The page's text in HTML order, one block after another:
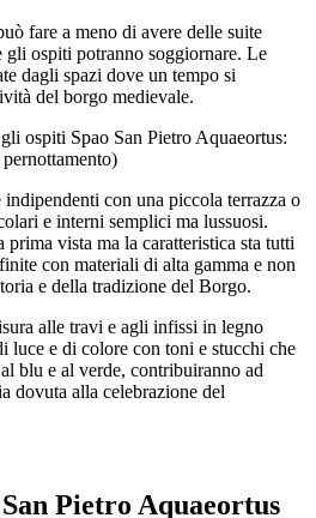
fare a meno di avere delle suite
ospiti potranno soggiornare. Le
dagli spazi dove un tempo si
del borgo medievale.
ospiti Spao San Pietro Aquaeortus:
con una piccola terrazza o
e interni semplici ma lussuosi.
prima vista ma la caratteristica sta tutti
con materiali di alta gamma e non
e della tradizione del Borgo.
alle travi e agli infissi in legno
luce e di colore con toni e stucchi che
blu e al verde, contribuiranno ad
dovuta alla celebrazione del
Pietro Aquaeortus